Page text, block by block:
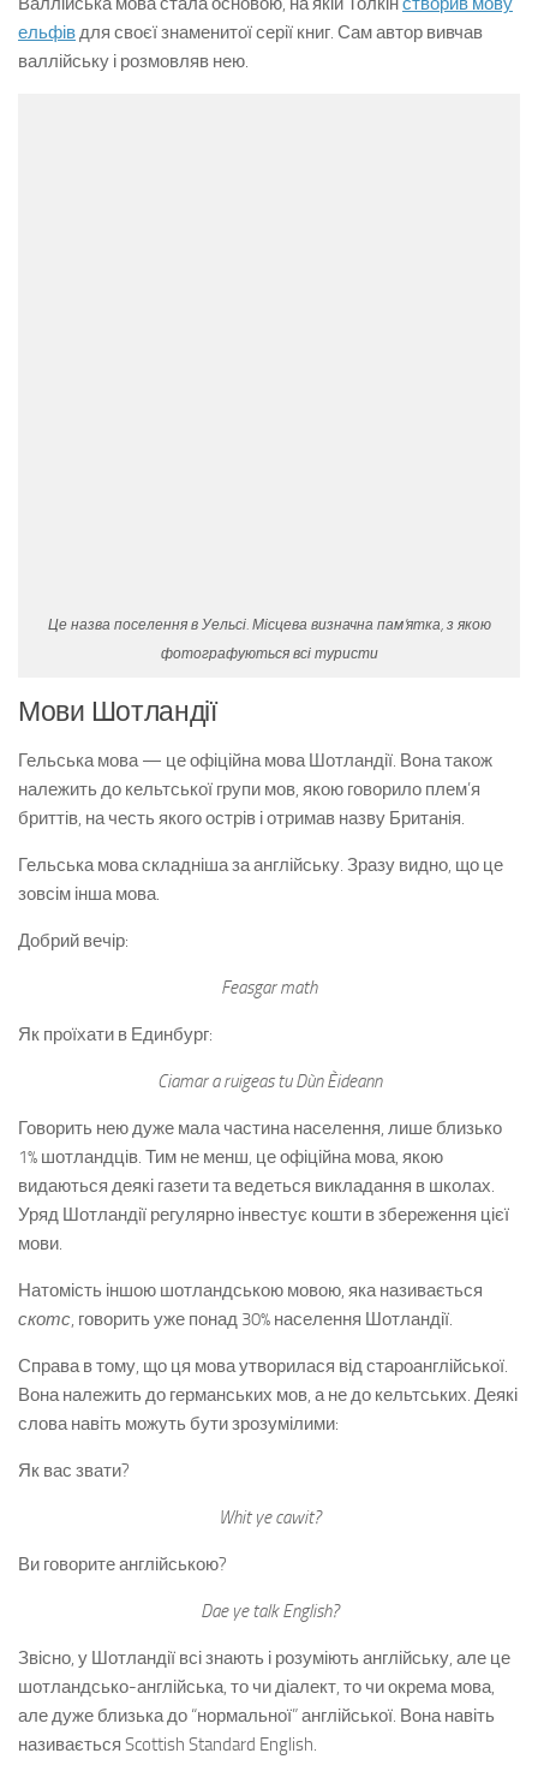
ельфівдля своєї знаменитої серії книг. Сам автор вивчав
валлійську і розмовляв нею.
Це назва поселення в Уельсі. Місцева визначна пам’ятка, з якою
фотографуються всі туристи
Мови Шотландії
Гельська мова — це офіційна мова Шотландії. Вона також
належить до кельтської групи мов, якою говорило плем’я
бриттів, на честь якого острів і отримав назву Британія.
Гельська мова складніша за англійську. Зразу видно, що це
зовсім інша мова.
Добрий вечір:
Feasgar math
Як проїхати в Единбург:
Ciamar a ruigeas tu Dùn Èideann
Говорить нею дуже мала частина населення, лише близько
1% шотландців. Тим не менш, це офіційна мова, якою
видаються деякі газети та ведеться викладання в школах.
Уряд Шотландії регулярно інвестує кошти в збереження цієї
мови.
Натомість іншою шотландською мовою, яка називається
скотс, говорить уже понад 30% населення Шотландії.
Справа в тому, що ця мова утворилася від староанглійської.
Вона належить до германських мов, а не до кельтських. Деякі
слова навіть можуть бути зрозумілими:
Як вас звати?
Whit ye cawit?
Ви говорите англійською?
Dae ye talk English?
Звісно, у Шотландії всі знають і розуміють англійську, але це
шотландсько-англійська, то чи діалект, то чи окрема мова,
але дуже близька до “нормальної” англійської. Вона навіть
називається Scottish Standard English.